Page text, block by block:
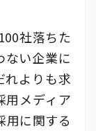
社落ちた
ない企業に
れよりも求
用メディア
用に関する